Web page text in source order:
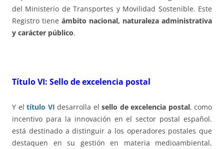
del Ministerio de Transportes y Movilidad Sostenible. Este
Registro tiene ámbito nacional, naturaleza administrativa
y carácter público.
Título VI: Sello de excelencia postal
Y el título VI desarrolla el sello de excelencia postal, como
incentivo para la innovación en el sector postal español.
está destinado a distinguir a los operadores postales que
destaquen en su gestión en materia medioambiental,